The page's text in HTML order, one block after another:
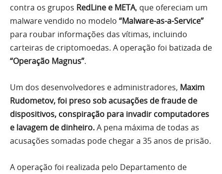
contra os grupos RedLine e META, que ofereciam um
malware vendido no modelo “Malware-as-a-Service”
para roubar informações das vítimas, incluindo
carteiras de criptomoedas. A operação foi batizada de
“Operação Magnus”.
Um dos desenvolvedores e administradores, Maxim
Rudometov, foi preso sob acusações de fraude de
dispositivos, conspiração para invadir computadores
e lavagem de dinheiro.A pena máxima de todas as
acusações somadas pode chegar a 35 anos de prisão.
A operação foi realizada pelo Departamento de